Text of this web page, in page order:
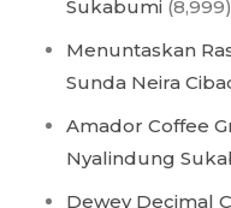
Sukabumi (8,999)
Menuntaskan
Sunda Neira
Amador Coffee
Nyalindung
Dewey Decimal